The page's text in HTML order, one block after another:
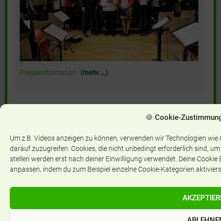
🍪 Cookie-
Um z.B. Videos anzeigen zu können, verwenden wir Technologien
darauf zuzugreifen. Cookies, die nicht unbedingt erforderlich sind,
stellen werden erst nach deiner Einwilligung verwendet. Deine
anpassen, indem du zum Beispiel einzelne Cookie-Kategorien
Presseinformation (mehr …)